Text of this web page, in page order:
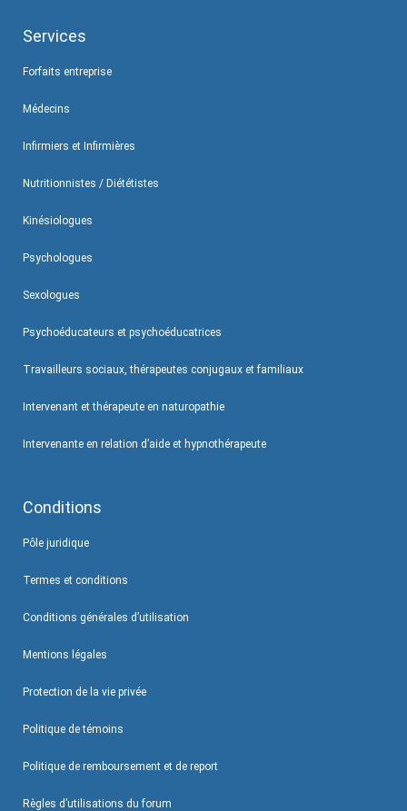
Services
Forfaits entreprise
Médecins
Infirmiers et Infirmières
Nutritionnistes / Diététistes
Kinésiologues
Psychologues
Sexologues
Psychoéducateurs et psychoéducatrices
Travailleurs sociaux, thérapeutes conjugaux et familiaux
Intervenant et thérapeute en naturopathie
Intervenante en relation d’aide et hypnothérapeute
Conditions
Pôle juridique
Termes et conditions
Conditions générales d’utilisation
Mentions légales
Protection de la vie privée
Politique de témoins
Politique de remboursement et de report
Règles d’utilisations du forum